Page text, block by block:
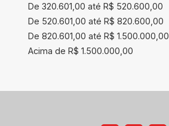
De 320.601,00 até R$ 520.600,00
De 520.601,00 até R$ 820.600,00
De 820.601,00 até R$ 1.500.000,00
Acima de R$ 1.500.000,00